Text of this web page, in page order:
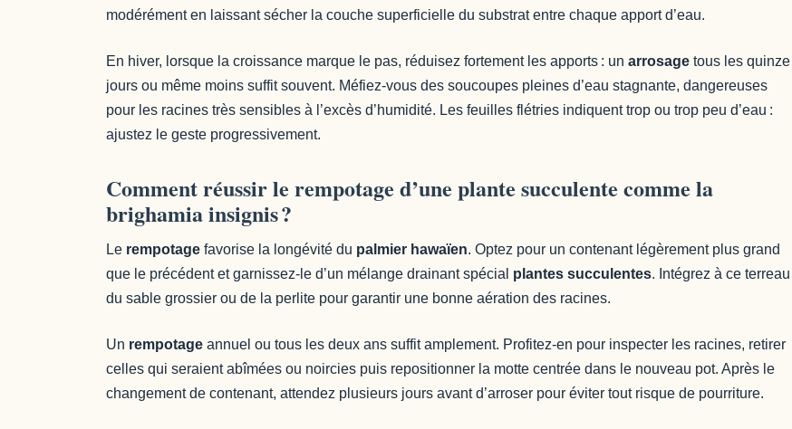
modérément en laissant sécher la couche superficielle du substrat entre chaque apport d’eau.
En hiver, lorsque la croissance marque le pas, réduisez fortement les apports : unarrosage tous les quinze
jours ou même moins suffit souvent. Méfiez-vous des soucoupes pleines d’eau stagnante, dangereuses
pour les racines très sensibles à l’excès d’humidité. Les feuilles flétries indiquent trop ou trop peu d’eau :
ajustez le geste progressivement.
Comment réussir le rempotage d’une plante succulente comme la
brighamia insignis ?
Le rempotage favorise la longévité du palmier hawaïen. Optez pour un contenant légèrement plus grand
que le précédent et garnissez-le d’un mélange drainant spécial plantes succulentes. Intégrez à ce terreau
du sable grossier ou de la perlite pour garantir une bonne aération des racines.
Un rempotage annuel ou tous les deux ans suffit amplement. Profitez-en pour inspecter les racines, retirer
celles qui seraient abîmées ou noircies puis repositionner la motte centrée dans le nouveau pot. Après le
changement de contenant, attendez plusieurs jours avant d’arroser pour éviter tout risque de pourriture.